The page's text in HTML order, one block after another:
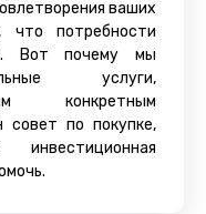
ваших
что потребности
Вот почему мы
услуги,
конкретным
совет по покупке,